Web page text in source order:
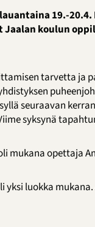
19.-
koulun
tarvetta ja
seuraavan
syksynä
mukana opettaja
yksi luokka